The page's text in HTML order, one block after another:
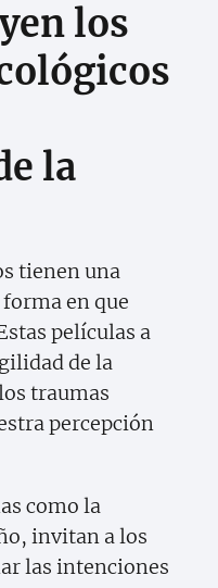
los
la
tienen una
en que
películas a
de la
traumas
percepción
como la
invitan a los
las intenciones